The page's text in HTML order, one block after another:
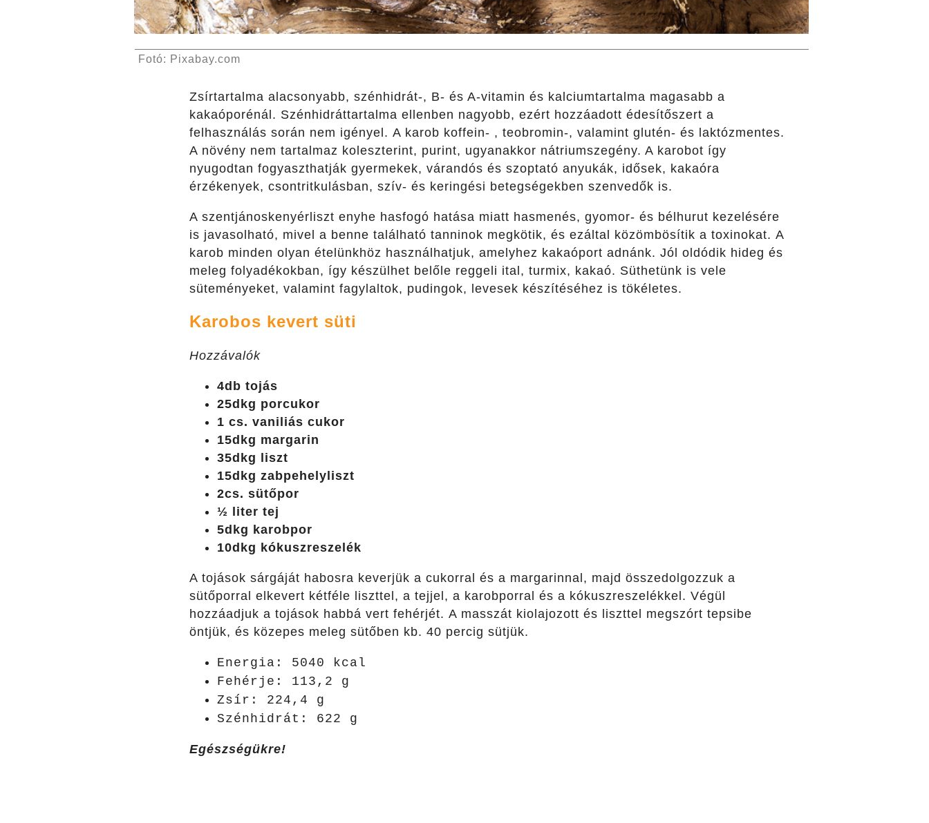
Fotó: Pixabay.com
Zsírtartalma alacsonyabb, szénhidrát-, B- és A-vitamin és kalciumtartalma magasabb a
kakaóporénál. Szénhidráttartalma ellenben nagyobb, ezért hozzáadott édesítőszert a
felhasználás során nem igényel. A karob koffein- , teobromin-, valamint glutén- és laktózmentes.
A növény nem tartalmaz koleszterint, purint, ugyanakkor nátriumszegény. A karobot így
nyugodtan fogyaszthatják gyermekek, várandós és szoptató anyukák, idősek, kakaóra
érzékenyek, csontritkulásban, szív- és keringési betegségekben szenvedők is.
A szentjánoskenyérliszt enyhe hasfogó hatása miatt hasmenés, gyomor- és bélhurut kezelésére
is javasolható, mivel a benne található tanninok megkötik, és ezáltal közömbösítik a toxinokat. A
karob minden olyan ételünkhöz használhatjuk, amelyhez kakaóport adnánk. Jól oldódik hideg és
meleg folyadékokban, így készülhet belőle reggeli ital, turmix, kakaó. Süthetünk is vele
süteményeket, valamint fagylaltok, pudingok, levesek készítéséhez is tökéletes.
Karobos kevert süti
Hozzávalók
4db tojás
25dkg porcukor
1 cs. vaniliás cukor
15dkg margarin
35dkg liszt
15dkg zabpehelyliszt
2cs. sütőpor
½ liter tej
5dkg karobpor
10dkg kókuszreszelék
A tojások sárgáját habosra keverjük a cukorral és a margarinnal, majd összedolgozzuk a
sütőporral elkevert kétféle liszttel, a tejjel, a karobporral és a kókuszreszelékkel. Végül
hozzáadjuk a tojások habbá vert fehérjét. A masszát kiolajozott és liszttel megszórt tepsibe
öntjük, és közepes meleg sütőben kb. 40 percig sütjük.
Energia: 5040 kcal
Fehérje: 113,2 g
Zsír: 224,4 g
Szénhidrát: 622 g
Egészségükre!